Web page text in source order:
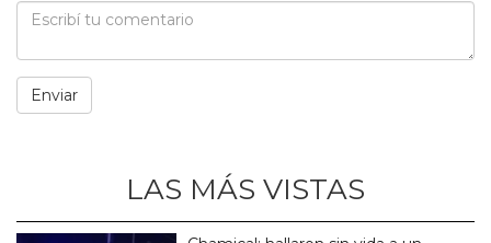
LAS MÁS VISTAS